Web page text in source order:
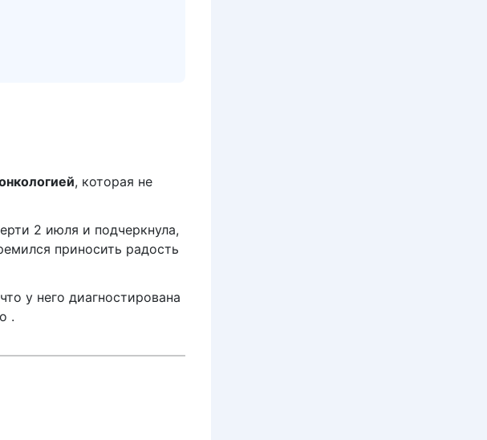
, которая не
2 июля и подчеркнула,
приносить радость
у него диагностирована
.